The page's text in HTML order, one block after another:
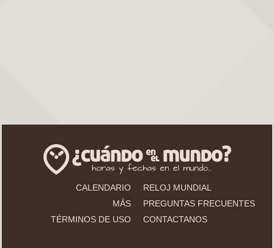
CALENDARIO
RELOJ MUNDIAL
MÁS
PREGUNTAS FRECUENTES
TÉRMINOS DE USO
CONTACTANOS